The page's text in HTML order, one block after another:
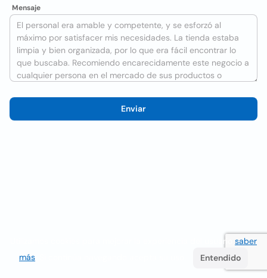
Mensaje
Enviar
Utilizamos cookies para mejorar la experiencia del usuario saber
más
Entendido